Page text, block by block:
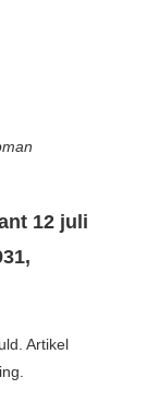
12 juli
Artikel